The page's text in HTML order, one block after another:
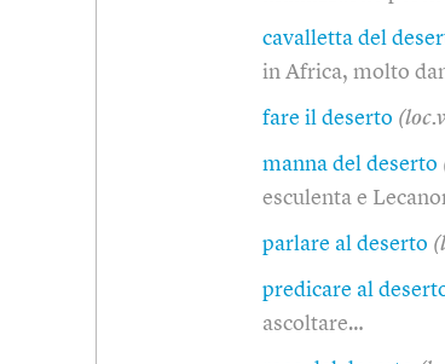
cavalletta del
in Africa, molto
fare il deserto
manna del deserto
esculenta e
parlare al deserto
predicare al
ascoltare…